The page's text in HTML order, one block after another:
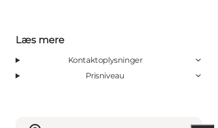
Læs mere
Kontaktoplysninger
Prisniveau